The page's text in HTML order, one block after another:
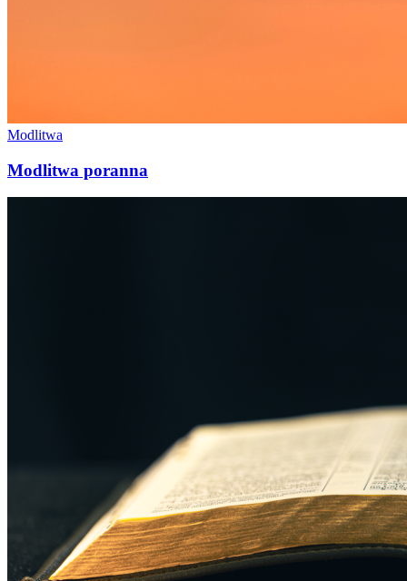
Modlitwa
Modlitwa poranna